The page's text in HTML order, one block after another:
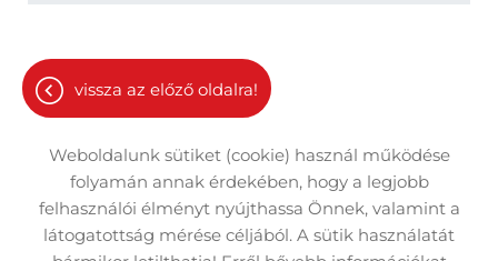
vissza az előző oldalra!
Oldal információk Adatkezelési tájékoztató
Weboldalunk sütiket (cookie) használ működése
folyamán annak érdekében, hogy a legjobb
felhasználói élményt nyújthassa Önnek, valamint a
látogatottság mérése céljából. A sütik használatát